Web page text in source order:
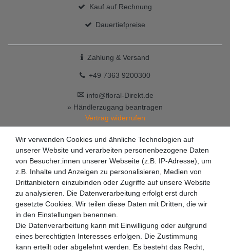
Kauf auf Rechnung
Dauertiefpreise
Zahlung & Versand
+49 7363 9200300
✉ info@floral-Direkt.de
» Händlerzugang beantragen
Vertrag widerrufen
Wir verwenden Cookies und ähnliche Technologien auf
unserer Website und verarbeiten personenbezogene Daten
von Besucher:innen unserer Webseite (z.B. IP-Adresse), um
z.B. Inhalte und Anzeigen zu personalisieren, Medien von
Drittanbietern einzubinden oder Zugriffe auf unsere Website
zu analysieren. Die Datenverarbeitung erfolgt erst durch
gesetzte Cookies. Wir teilen diese Daten mit Dritten, die wir
in den Einstellungen benennen.
Die Datenverarbeitung kann mit Einwilligung oder aufgrund
eines berechtigten Interesses erfolgen. Die Zustimmung
kann erteilt oder abgelehnt werden. Es besteht das Recht,